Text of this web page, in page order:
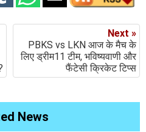
Next »
PBKS vs LKN आज के मैच के
लिए ड्रीम11 टीम, भविष्यवाणी और
फैंटेसी क्रिकेट टिप्स
News